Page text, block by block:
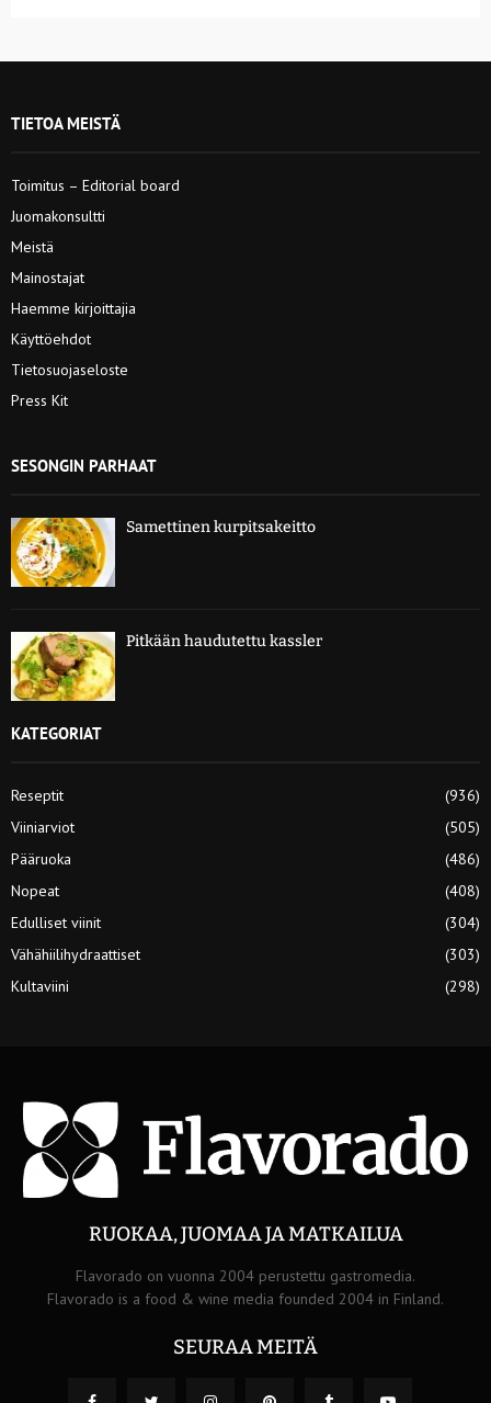
TIETOA MEISTÄ
Toimitus – Editorial board
Juomakonsultti
Meistä
Mainostajat
Haemme kirjoittajia
Käyttöehdot
Tietosuojaseloste
Press Kit
SESONGIN PARHAAT
Samettinen kurpitsakeitto
Pitkään haudutettu kassler
KATEGORIAT
Reseptit
(936)
Viiniarviot
(505)
Pääruoka
(486)
Nopeat
(408)
Edulliset viinit
(304)
Vähähiilihydraattiset
(303)
Kultaviini
(298)
RUOKAA, JUOMAA JA MATKAILUA
Flavorado on vuonna 2004 perustettu gastromedia.
Flavorado is a food & wine media founded 2004 in Finland.
SEURAA MEITÄ